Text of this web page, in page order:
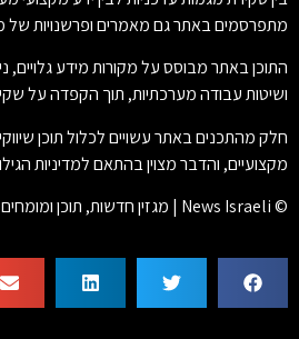
מתפרסמים באתר גם מאמרים ופרשנויות של
התוכן באתר מבוסס על מקורות מידע גלויים,
ושיטות עבודה מערכתיות, תוך הקפדה על
חלק מהתכנים באתר עשויים לכלול תוכן
מקצועיים, והדבר מצוין בהתאם למדיניות
© News Israeli | מגזין חדשות, תוכן ומומחים | כל הזכויות שמורות